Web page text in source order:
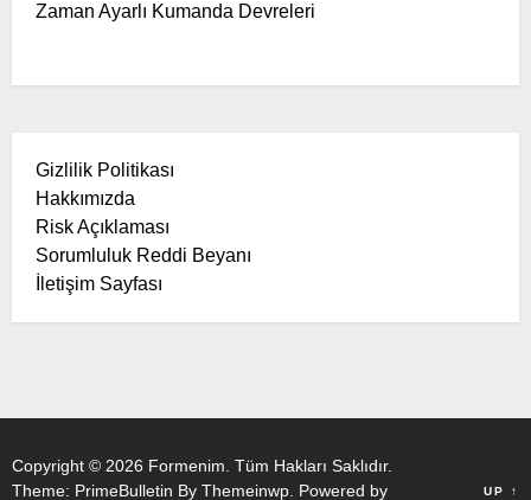
Zaman Ayarlı Kumanda Devreleri
Gizlilik Politikası
Hakkımızda
Risk Açıklaması
Sorumluluk Reddi Beyanı
İletişim Sayfası
Copyright © 2026 Formenim. Tüm Hakları Saklıdır.
Theme: PrimeBulletin By Themeinwp. Powered by
UP ↑